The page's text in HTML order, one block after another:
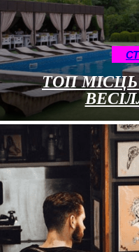
ТОП